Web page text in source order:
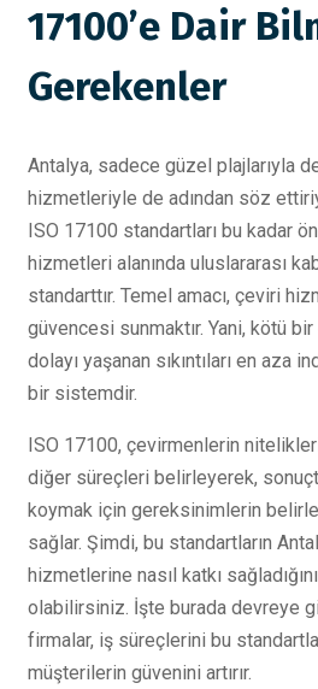
17100’e Dair
Gerekenler
Antalya, sadece güzel plajlarıyla
hizmetleriyle de adından söz
ISO 17100 standartları bu kadar
hizmetleri alanında uluslararası
standarttır. Temel amacı, çeviri
güvencesi sunmaktır. Yani, kötü
dolayı yaşanan sıkıntıları en aza
bir sistemdir.
ISO 17100, çevirmenlerin
diğer süreçleri belirleyerek,
koymak için gereksinimlerin
sağlar. Şimdi, bu standartların
hizmetlerine nasıl katkı
olabilirsiniz. İşte burada devreye
firmalar, iş süreçlerini bu
müşterilerin güvenini artırır.